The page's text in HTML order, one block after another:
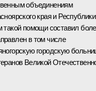
объединениям
края и Республики
такой помощи составил
в том числе
городскую
Великой